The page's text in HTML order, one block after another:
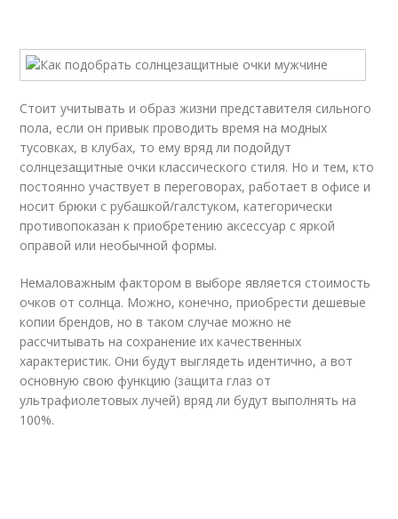
Стоит учитывать и образ жизни представителя сильного
пола, если он привык проводить время на модных
тусовках, в клубах, то ему вряд ли подойдут
солнцезащитные очки классического стиля. Но и тем, кто
постоянно участвует в переговорах, работает в офисе и
носит брюки с рубашкой/галстуком, категорически
противопоказан к приобретению аксессуар с яркой
оправой или необычной формы.
Немаловажным фактором в выборе является стоимость
очков от солнца. Можно, конечно, приобрести дешевые
копии брендов, но в таком случае можно не
рассчитывать на сохранение их качественных
характеристик. Они будут выглядеть идентично, а вот
основную свою функцию (защита глаз от
ультрафиолетовых лучей) вряд ли будут выполнять на
100%.